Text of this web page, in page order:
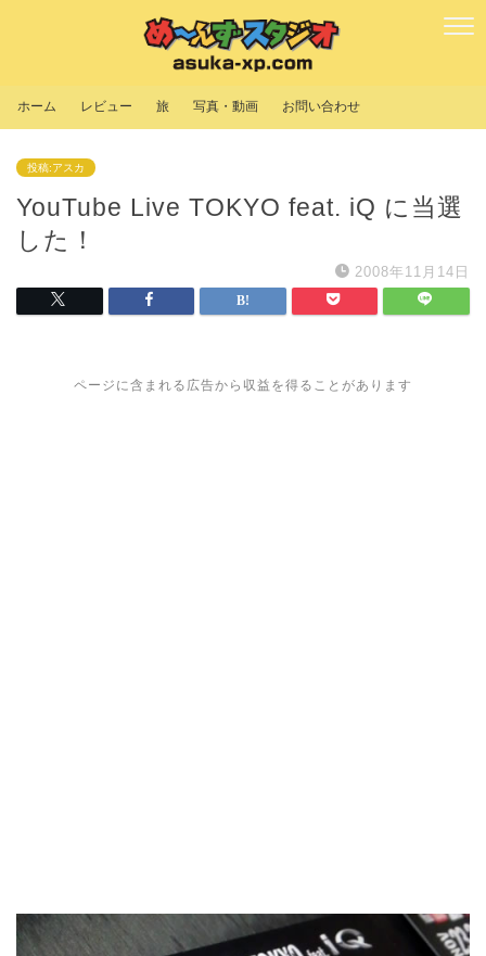
ホーム レビュー 旅 写真・動画 お問い合わせ
投稿:アスカ
YouTube Live TOKYO feat. iQ に当選
した！
2008年11月14日
ページに含まれる広告から収益を得ることがあります